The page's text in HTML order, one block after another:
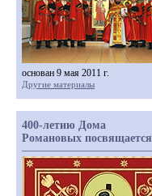
основан 9 мая 2011 г.
Другие материалы
400-летию Дома
Романовых посвящается